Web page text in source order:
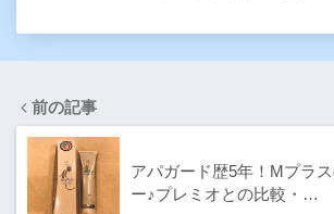
前の記事
アパガード歴5年！Mプラ
ー♪プレミオとの比較・…